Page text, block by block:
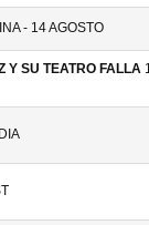
- 14 AGOSTO
Y SU TEATRO FALLA